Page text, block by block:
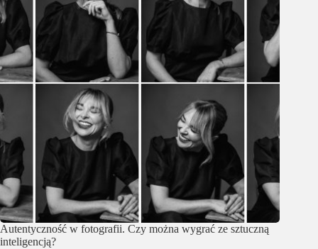
Autentyczność w fotografii. Czy można wygrać ze sztuczną
inteligencją?